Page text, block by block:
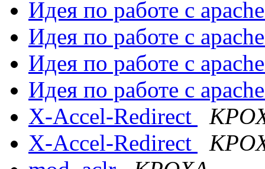
Идея по работе с
Идея по работе с
Идея по работе с
Идея по работе с
X-Accel-Redirect
X-Accel-Redirect